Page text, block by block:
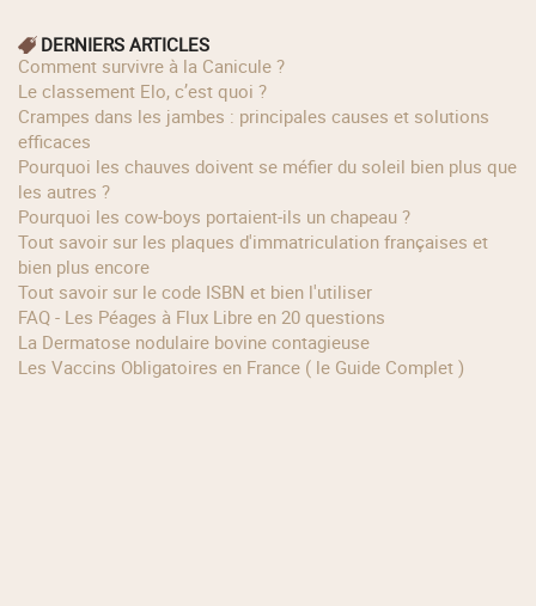
DERNIERS ARTICLES
Comment survivre à la Canicule ?
Le classement Elo, c’est quoi ?
Crampes dans les jambes : principales causes et solutions
efficaces
Pourquoi les chauves doivent se méfier du soleil bien plus que
les autres ?
Pourquoi les cow‑boys portaient‑ils un chapeau ?
Tout savoir sur les plaques d'immatriculation françaises et
bien plus encore
Tout savoir sur le code ISBN et bien l'utiliser
FAQ - Les Péages à Flux Libre en 20 questions
La Dermatose nodulaire bovine contagieuse
Les Vaccins Obligatoires en France ( le Guide Complet )